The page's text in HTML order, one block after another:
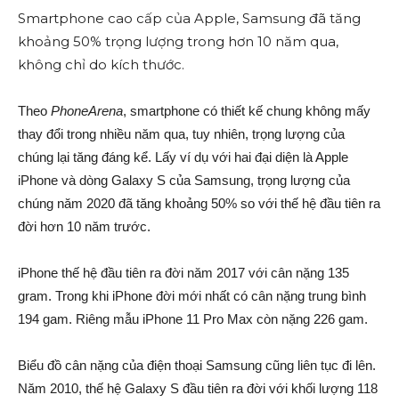
Smartphone cao cấp của Apple, Samsung đã tăng
khoảng 50% trọng lượng trong hơn 10 năm qua,
không chỉ do kích thước.
Theo PhoneArena, smartphone có thiết kế chung không mấy
thay đổi trong nhiều năm qua, tuy nhiên, trọng lượng của
chúng lại tăng đáng kể. Lấy ví dụ với hai đại diện là Apple
iPhone và dòng Galaxy S của Samsung, trọng lượng của
chúng năm 2020 đã tăng khoảng 50% so với thế hệ đầu tiên ra
đời hơn 10 năm trước.
iPhone thế hệ đầu tiên ra đời năm 2017 với cân nặng 135
gram. Trong khi iPhone đời mới nhất có cân nặng trung bình
194 gam. Riêng mẫu iPhone 11 Pro Max còn nặng 226 gam.
Biểu đồ cân nặng của điện thoại Samsung cũng liên tục đi lên.
Năm 2010, thế hệ Galaxy S đầu tiên ra đời với khối lượng 118